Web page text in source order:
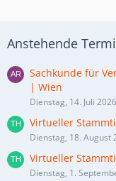
Anstehende
Sachkunde für
| Wien
Dienstag, 14. Juli
Virtueller
Dienstag, 18. August
Virtueller
Dienstag, 1.